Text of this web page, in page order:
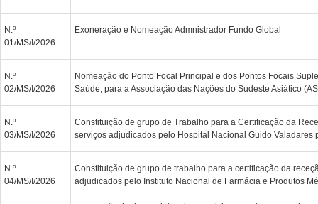
N.º
01/MS/I/2026
Exoneração e Nomeação Admnistrador Fundo Global
N.º
02/MS/I/2026
Nomeação do Ponto Focal Principal e dos Pontos Focais
Saúde, para a Associação das Nações do Sudeste Asiático
N.º
03/MS/I/2026
Constituição de grupo de Trabalho para a Certificação da
serviços adjudicados pelo Hospital Nacional Guido Valadares
N.º
04/MS/I/2026
Constituição de grupo de trabalho para a certificação da
adjudicados pelo Instituto Nacional de Farmácia e Produtos